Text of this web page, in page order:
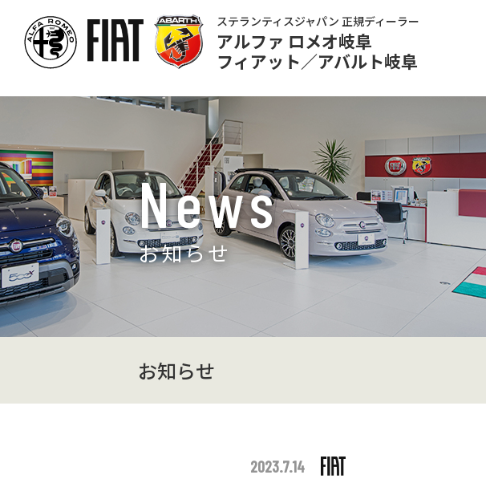
ステランティスジャパン 正規ディーラー
アルファ ロメオ岐阜
フィアット／アバルト岐阜
News
お知らせ
お知らせ
2023.7.14